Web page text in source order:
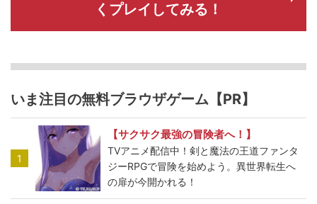
くプレイしてみる！
いま注目の無料ブラウザゲーム【PR】
1
【サクサク最強の冒険者へ！】
TVアニメ配信中！剣と魔法の王道ファンタ
ジーRPGで冒険を始めよう。異世界転生へ
の扉が今開かれる！